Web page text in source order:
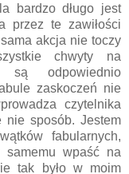
bardzo długo jest
przez te zawiłości
akcja nie toczy
chwyty na
są odpowiednio
zaskoczeń nie
czytelnika
nie sposób. Jestem
fabularnych,
samemu wpaść na
tak było w moim